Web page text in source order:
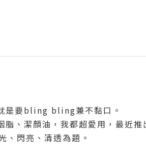
是要bling bling兼不黏口。
脂、潔顏油，我都超愛用，最
、閃亮、清透為題。